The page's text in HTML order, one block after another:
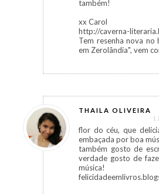
também!
xx Carol
http://caverna-
Tem resenha nova
em Zerolândia", vem
THAILA OLIVEIRA
flor do céu, que
embaçada por boa
também gosto de
verdade gosto de
música!